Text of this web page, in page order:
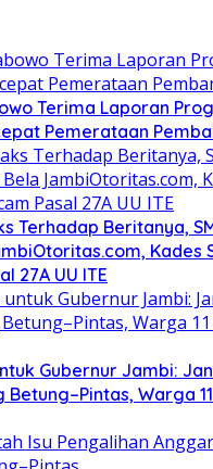
Terima Laporan
Pemerataan
Terhadap Beritanya,
Kades
27A UU ITE
Gubernur Jambi:
Betung–Pintas, Warga